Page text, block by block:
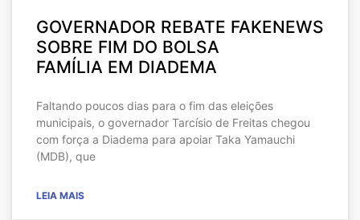
GOVERNADOR REBATE FAKENEWS
SOBRE FIM DO BOLSA
FAMÍLIA EM DIADEMA
Faltando poucos dias para o fim das eleições
municipais, o governador Tarcísio de Freitas chegou
com força a Diadema para apoiar Taka Yamauchi
(MDB), que
LEIA MAIS